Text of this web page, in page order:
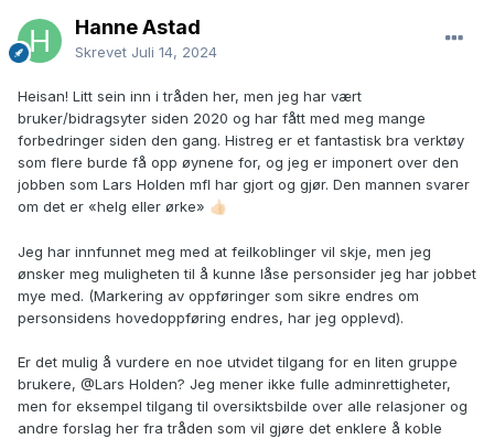
Hanne Astad
Skrevet Juli 14, 2024
Heisan! Litt sein inn i tråden her, men jeg har vært
bruker/bidragsyter siden 2020 og har fått med meg mange
forbedringer siden den gang. Histreg er et fantastisk bra verktøy
som flere burde få opp øynene for, og jeg er imponert over den
jobben som Lars Holden mfl har gjort og gjør. Den mannen svarer
om det er «helg eller ørke» 👍🏻
Jeg har innfunnet meg med at feilkoblinger vil skje, men jeg
ønsker meg muligheten til å kunne låse personsider jeg har jobbet
mye med. (Markering av oppføringer som sikre endres om
personsidens hovedoppføring endres, har jeg opplevd).
Er det mulig å vurdere en noe utvidet tilgang for en liten gruppe
brukere, @Lars Holden? Jeg mener ikke fulle adminrettigheter,
men for eksempel tilgang til oversiktsbilde over alle relasjoner og
andre forslag her fra tråden som vil gjøre det enklere å koble